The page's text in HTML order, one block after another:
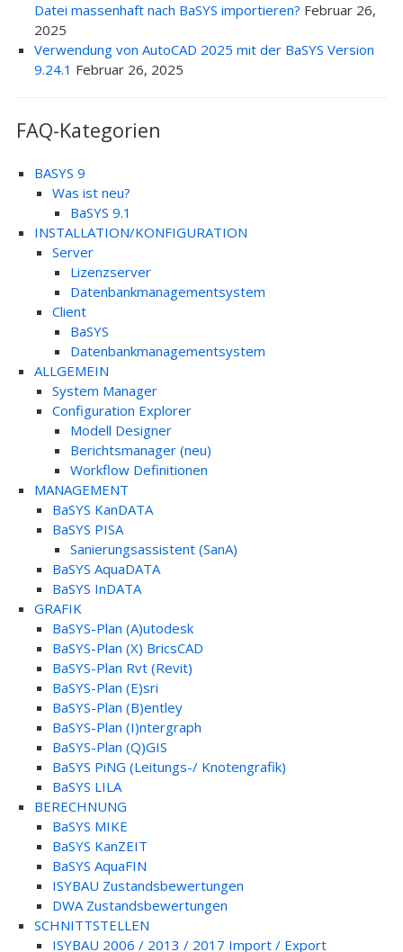
Datei massenhaft nach BaSYS importieren? Februar 26,
2025
Verwendung von AutoCAD 2025 mit der BaSYS Version
9.24.1 Februar 26, 2025
FAQ-Kategorien
BASYS 9
Was ist neu?
BaSYS 9.1
INSTALLATION/KONFIGURATION
Server
Lizenzserver
Datenbankmanagementsystem
Client
BaSYS
Datenbankmanagementsystem
ALLGEMEIN
System Manager
Configuration Explorer
Modell Designer
Berichtsmanager (neu)
Workflow Definitionen
MANAGEMENT
BaSYS KanDATA
BaSYS PISA
Sanierungsassistent (SanA)
BaSYS AquaDATA
BaSYS InDATA
GRAFIK
BaSYS-Plan (A)utodesk
BaSYS-Plan (X) BricsCAD
BaSYS-Plan Rvt (Revit)
BaSYS-Plan (E)sri
BaSYS-Plan (B)entley
BaSYS-Plan (I)ntergraph
BaSYS-Plan (Q)GIS
BaSYS PiNG (Leitungs-/ Knotengrafik)
BaSYS LILA
BERECHNUNG
BaSYS MIKE
BaSYS KanZEIT
BaSYS AquaFIN
ISYBAU Zustandsbewertungen
DWA Zustandsbewertungen
SCHNITTSTELLEN
ISYBAU 2006 / 2013 / 2017 Import / Export